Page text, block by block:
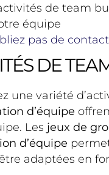
de team
équipe
pas de
DE
une variété
d’équipe
Les jeux de
d’équipe
adaptées en